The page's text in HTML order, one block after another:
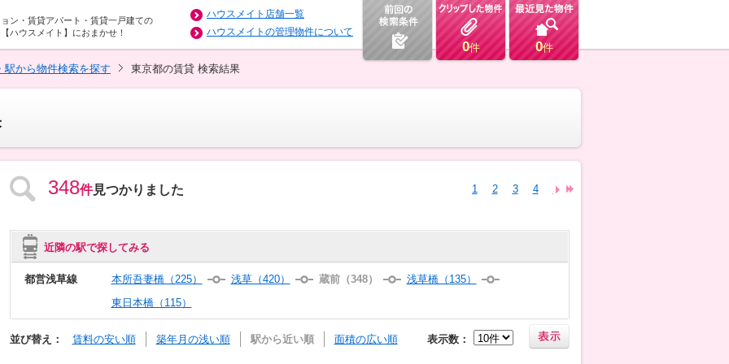
ン・賃貸アパート・賃貸一戸建ての
ハウスメイト】におまかせ！
ハウスメイト店舗一覧
ハウスメイトの管理物件について
0件 0件
駅から物件検索を探す
東京都の賃貸 検索結果
348件見つかりました 1 2 3 4 5 6
近隣の駅で探してみる
都営浅草線 本所吾妻橋（225） 浅草（420） 蔵前（348）
浅草橋（135）
東日本橋（115）
並び替え： 賃料の安い順 築年月の浅い順 駅から近い順 面積の広い順 表示数：